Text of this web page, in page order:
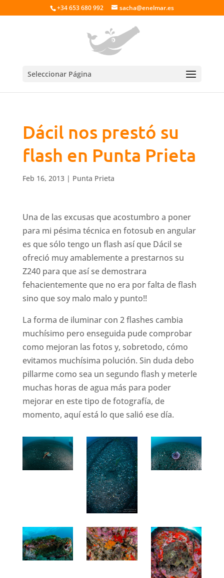
+34 653 680 992 sacha@enelmar.es
Seleccionar Página
Dácil nos prestó su
flash en Punta Prieta
Feb 16, 2013| Punta Prieta
Una de las excusas que acostumbro a poner
para mi pésima técnica en fotosub en angular
es que sólo tengo un flash así que Dácil se
ofreció muy amablemente a prestarnos su
Z240 para que así se demostrara
fehacientemente que no era por falta de flash
sino que soy malo malo y punto!!
La forma de iluminar con 2 flashes cambia
muchísimo pero enseguida pude comprobar
como mejoran las fotos y, sobretodo, cómo
evitamos muchísima polución. Sin duda debo
pillarme como sea un segundo flash y meterle
muchas horas de agua más para poder
mejorar en este tipo de fotografía, de
momento, aquí está lo que salió ese día.